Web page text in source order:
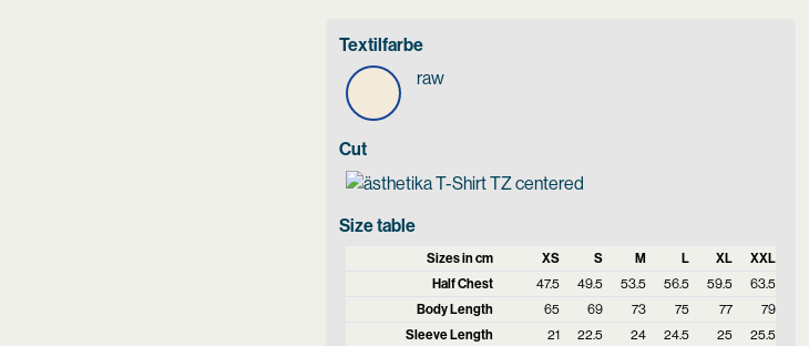
Textilfarbe
raw
Cut
Size table
Sizes in cm XS S M L XL
XXL
Half Chest
47.5 49.5 53.5 56.5 59.5
63.5
Body Length
65 69 73 75 77
79
Sleeve Length
21 22.5 24 24.5 25 25.5